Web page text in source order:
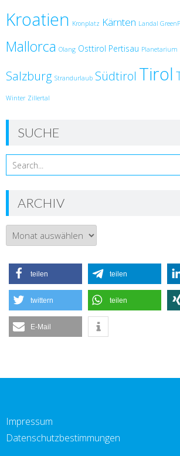
Kroatien Kronplatz Kärnten Landal
Mallorca Olang Osttirol Pertisau Planetarium
Salzburg Strandurlaub Südtirol Tirol
Winter Zillertal
SUCHE
ARCHIV
Archiv
teilen teilen
twittern teilen
E-Mail
Impressum
Datenschutzbestimmungen